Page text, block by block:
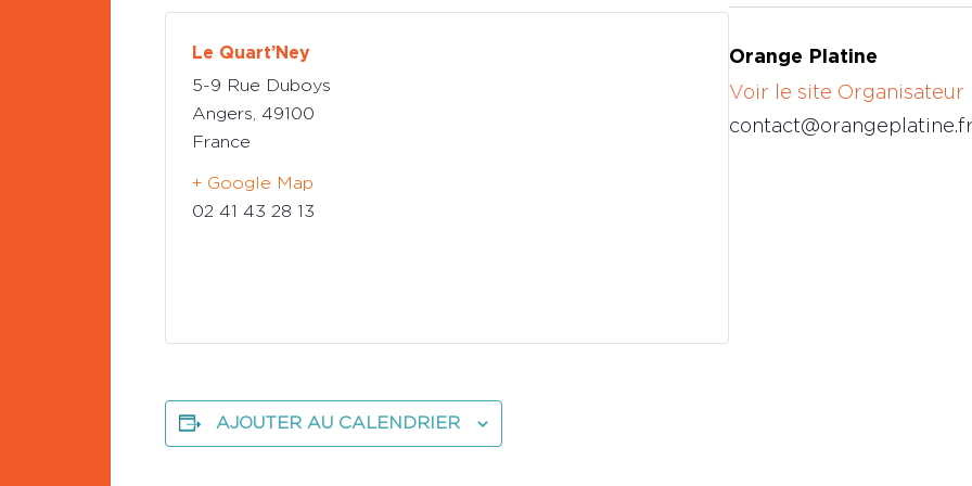
Le Quart’Ney
5-9 Rue Duboys
Angers, 49100
France
+ Google Map
02 41 43 28 13
Orange Platine
Voir le site Organisateur
AJOUTER AU CALENDRIER